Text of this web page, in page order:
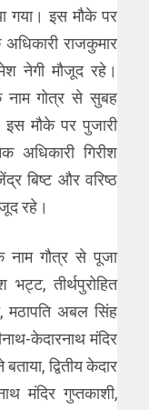
गया। इस मौके पर
राजकुमार
नेगी मौजूद रहे।
नाम गोत्र से सुबह
इस मौके पर पुजारी
अधिकारी गिरीश
बिष्ट और वरिष्ठ
रहे।
नाम गौत्र से पूजा
तीर्थपुरोहित
मठापति अबल सिंह
केदारनाथ मंदिर
द्वितीय केदार
मंदिर गुप्तकाशी,